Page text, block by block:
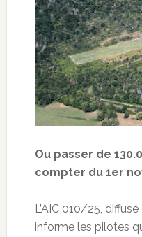
Ou passer de
compter du 1er
L’AIC 010/25,
informe les pilotes